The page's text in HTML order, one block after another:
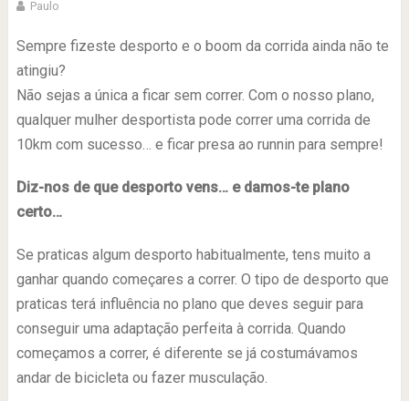
Paulo
Sempre fizeste desporto e o boom da corrida ainda não te
atingiu?
Não sejas a única a ficar sem correr. Com o nosso plano,
qualquer mulher desportista pode correr uma corrida de
10km com sucesso… e ficar presa ao runnin para sempre!
Diz-nos de que desporto vens… e damos-te plano
certo…
Se praticas algum desporto habitualmente, tens muito a
ganhar quando começares a correr. O tipo de desporto que
praticas terá influência no plano que deves seguir para
conseguir uma adaptação perfeita à corrida. Quando
começamos a correr, é diferente se já costumávamos
andar de bicicleta ou fazer musculação.